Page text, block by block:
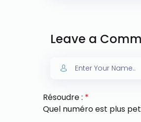
Leave a
Résoudre : *
Quel numéro est plus